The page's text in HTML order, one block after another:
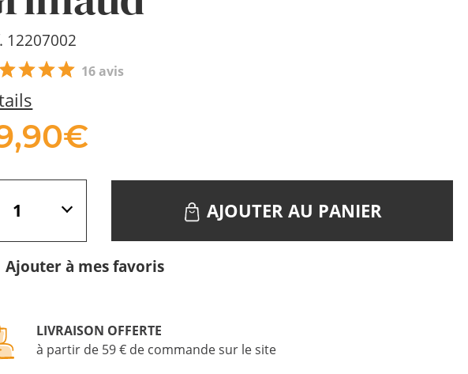
12207002
16 avis
90€
AJOUTER AU PANIER
Ajouter à mes favoris
LIVRAISON OFFERTE
à partir de 59 € de commande sur le site